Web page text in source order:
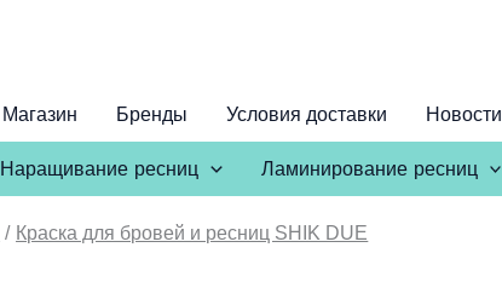
Магазин Бренды Условия доставки Новости
Наращивание ресниц Ламинирование ресниц
Краска для бровей и ресниц SHIK DUE